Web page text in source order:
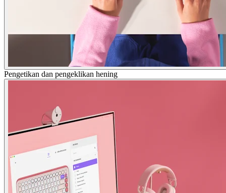
Pengetikan dan pengeklikan hening